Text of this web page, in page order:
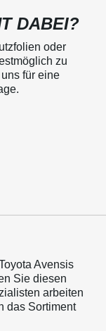
DABEI?
oder
zu
für eine
Avensis
Sie diesen
arbeiten
das Sortiment